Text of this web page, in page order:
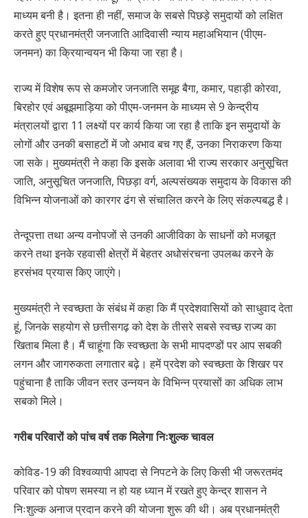
माध्यम बनी है। इतना ही नहीं, समाज के सबसे पिछड़े समुदायों को लक्षित
करते हुए प्रधानमंत्री जनजाति आदिवासी न्याय महाअभियान (पीएम-
जनमन) का क्रियान्वयन भी किया जा रहा है।
राज्य में विशेष रूप से कमजोर जनजाति समूह बैगा, कमार, पहाड़ी कोरवा,
बिरहोर एवं अबूझमाड़िया को पीएम-जनमन के माध्यम से 9 केन्द्रीय
मंत्रालयों द्वारा 11 लक्ष्यों पर कार्य किया जा रहा है ताकि इन समुदायों के
लोगों और उनकी बसाहटों में जो अभाव बच गए हैं, उनका निराकरण किया
जा सके। मुख्यमंत्री ने कहा कि इसके अलावा भी राज्य सरकार अनुसूचित
जाति, अनुसूचित जनजाति, पिछड़ा वर्ग, अल्पसंख्यक समुदाय के विकास की
विभिन्न योजनाओं को कारगर ढंग से संचालित करने के लिए संकल्पबद्ध है।
तेन्दूपत्ता तथा अन्य वनोपजों से उनकी आजीविका के साधनों को मजबूत
करने तथा इनके रहवासी क्षेत्रों में बेहतर अधोसंरचना उपलब्ध करने के
हरसंभव प्रयास किए जाएंगे।
मुख्यमंत्री ने स्वच्छता के संबंध में कहा कि मैं प्रदेशवासियों को साधुवाद देता
हूं, जिनके सहयोग से छत्तीसगढ़ को देश के तीसरे सबसे स्वच्छ राज्य का
खिताब मिला है। मैं चाहूंगा कि स्वच्छता के सभी मापदण्डों पर आप सबकी
लगन और जागरुकता लगातार बढ़े। हमें प्रदेश को स्वच्छता के शिखर पर
पहुंचाना है ताकि जीवन स्तर उन्नयन के विभिन्न प्रयासों का अधिक लाभ
सबको मिले।
गरीब परिवारों को पांच वर्ष तक मिलेगा निःशुल्क चावल
कोविड-19 की विश्वव्यापी आपदा से निपटने के लिए किसी भी जरूरतमंद
परिवार को पोषण समस्या न हो यह ध्यान में रखते हुए केन्द्र शासन ने
निःशुल्क अनाज प्रदान करने की योजना शुरू की थी। अब प्रधानमंत्री